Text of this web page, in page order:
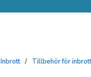
Inbrott / Tillbehör för